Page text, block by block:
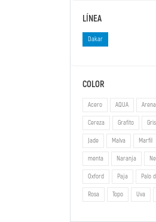
LÍNEA
Dakar
COLOR
Acero AQUA Arena
Cereza Grafito Gris
Jade Malva Marfil
menta Naranja
Oxford Paja Palo
Rosa Topo Uva